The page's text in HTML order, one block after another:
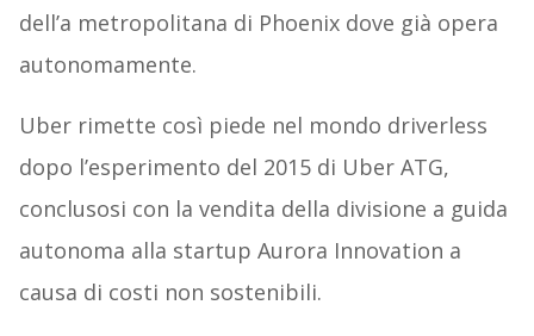
dell’a metropolitana di Phoenix dove già opera
autonomamente.
Uber rimette così piede nel mondo driverless
dopo l’esperimento del 2015 di Uber ATG,
conclusosi con la vendita della divisione a guida
autonoma alla startup Aurora Innovation a
causa di costi non sostenibili.